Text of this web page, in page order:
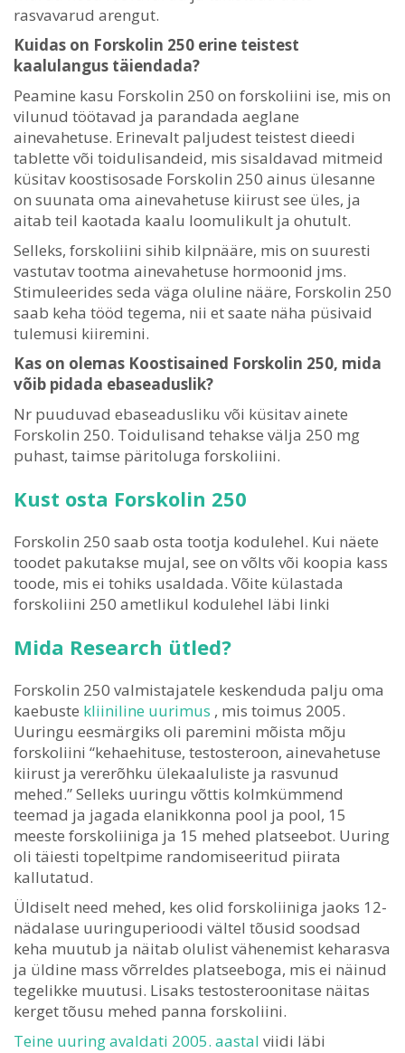
rasvavarud arengut.
Kuidas on Forskolin 250 erine teistest
kaalulangus täiendada?
Peamine kasu Forskolin 250 on forskoliini ise, mis on
vilunud töötavad ja parandada aeglane
ainevahetuse. Erinevalt paljudest teistest dieedi
tablette või toidulisandeid, mis sisaldavad mitmeid
küsitav koostisosade Forskolin 250 ainus ülesanne
on suunata oma ainevahetuse kiirust see üles, ja
aitab teil kaotada kaalu loomulikult ja ohutult.
Selleks, forskoliini sihib kilpnääre, mis on suuresti
vastutav tootma ainevahetuse hormoonid jms.
Stimuleerides seda väga oluline nääre, Forskolin 250
saab keha tööd tegema, nii et saate näha püsivaid
tulemusi kiiremini.
Kas on olemas Koostisained Forskolin 250, mida
võib pidada ebaseaduslik?
Nr puuduvad ebaseadusliku või küsitav ainete
Forskolin 250. Toidulisand tehakse välja 250 mg
puhast, taimse päritoluga forskoliini.
Kust osta Forskolin 250
Forskolin 250 saab osta tootja kodulehel. Kui näete
toodet pakutakse mujal, see on võlts või koopia kass
toode, mis ei tohiks usaldada. Võite külastada
forskoliini 250 ametlikul kodulehel läbi linki
Mida Research ütled?
Forskolin 250 valmistajatele keskenduda palju oma
kaebuste kliiniline uurimus , mis toimus 2005.
Uuringu eesmärgiks oli paremini mõista mõju
forskoliini “kehaehituse, testosteroon, ainevahetuse
kiirust ja vererõhku ülekaaluliste ja rasvunud
mehed.” Selleks uuringu võttis kolmkümmend
teemad ja jagada elanikkonna pool ja pool, 15
meeste forskoliiniga ja 15 mehed platseebot. Uuring
oli täiesti topeltpime randomiseeritud piirata
kallutatud.
Üldiselt need mehed, kes olid forskoliiniga jaoks 12-
nädalase uuringuperioodi vältel tõusid soodsad
keha muutub ja näitab olulist vähenemist keharasva
ja üldine mass võrreldes platseeboga, mis ei näinud
tegelikke muutusi. Lisaks testosteroonitase näitas
kerget tõusu mehed panna forskoliini.
Teine uuring avaldati 2005. aastal viidi läbi